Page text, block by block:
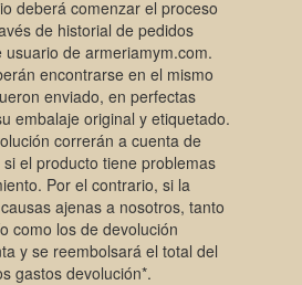
deberá comenzar el proceso
de historial de pedidos
de armeriamym.com.
encontrarse en el mismo
enviado, en perfectas
embalaje original y etiquetado.
correrán a cuenta de
el producto tiene problemas
Por el contrario, si la
ajenas a nosotros, tanto
como los de devolución
y se reembolsará el total del
gastos devolución*.